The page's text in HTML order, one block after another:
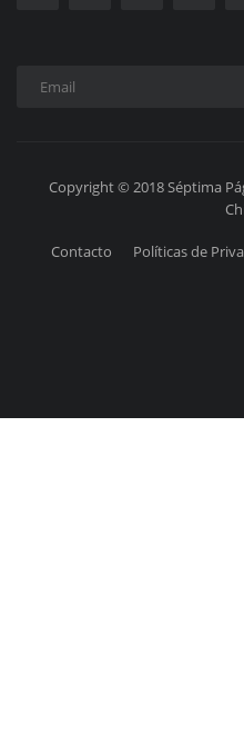
Copyright © 2018 Séptima
Contacto Políticas de